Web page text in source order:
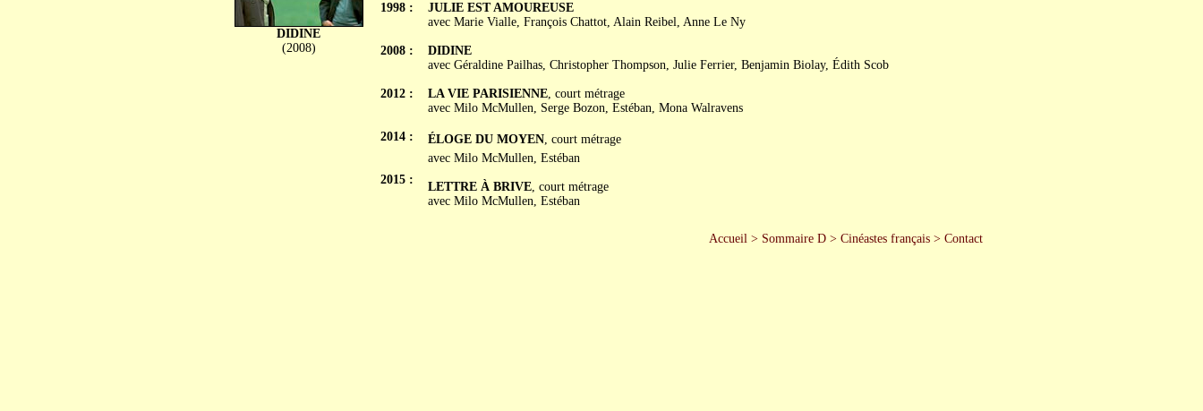
DIDINE
(2008)
1998 :
2008 :
2012 :
2014 :
2015 :
JULIE EST AMOUREUSE
avec Marie Vialle, François Chattot, Alain Reibel, Anne Le Ny
DIDINE
avec Géraldine Pailhas, Christopher Thompson, Julie Ferrier, Benjamin Biolay, Édith Scob
LA VIE PARISIENNE, court métrage
avec Milo McMullen, Serge Bozon, Estéban, Mona Walravens
ÉLOGE DU MOYEN, court métrage
avec Milo McMullen, Estéban
LETTRE À BRIVE, court métrage
avec Milo McMullen, Estéban
Accueil> Sommaire D> Cinéastes français> Contact